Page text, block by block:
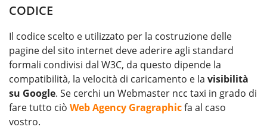
CODICE
Il codice scelto e utilizzato per la costruzione delle
pagine del sito internet deve aderire agli standard
formali condivisi dal W3C, da questo dipende la
compatibilità, la velocità di caricamento e la visibilità
su Google. Se cerchi un Webmaster ncc taxi in grado di
fare tutto ciò Web Agency Gragraphicfa al caso
vostro.